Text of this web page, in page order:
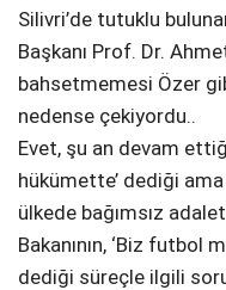
Silivri’de tutuklu
Başkanı Prof. Dr.
bahsetmemesi Özer
nedense çekiyordu..
Evet, şu an devam
hükümette’ dediği ama
ülkede bağımsız
Bakanının, ‘Biz futbol
dediği süreçle ilgili